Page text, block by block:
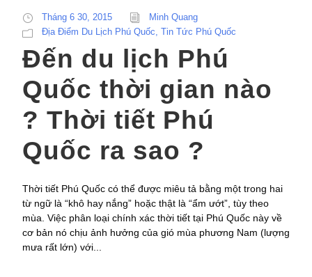
Tháng 6 30, 2015
Minh Quang
Địa Điểm Du Lịch Phú Quốc, Tin Tức Phú Quốc
Đến du lịch Phú
Quốc thời gian nào
? Thời tiết Phú
Quốc ra sao ?
Thời tiết Phú Quốc có thể được miêu tả bằng một trong hai
từ ngữ là “khô hay nắng” hoặc thật là “ẩm ướt”, tùy theo
mùa. Việc phân loại chính xác thời tiết tại Phú Quốc này về
cơ bản nó chịu ảnh hưởng của gió mùa phương Nam (lượng
mưa rất lớn) với...